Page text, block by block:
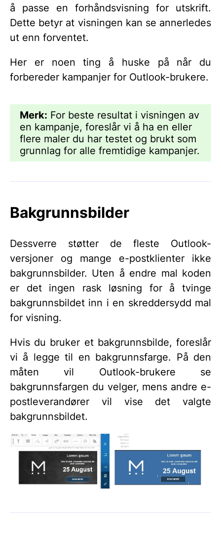
å passe en forhåndsvisning for utskrift.
Dette betyr at visningen kan se annerledes
ut enn forventet.
Her er noen ting å huske på når du
forbereder kampanjer for Outlook-brukere.
Merk: For beste resultat i visningen av
en kampanje, foreslår vi å ha en eller
flere maler du har testet og brukt som
grunnlag for alle fremtidige kampanjer.
Bakgrunnsbilder
Dessverre støtter de fleste Outlook-
versjoner og mange e-postklienter ikke
bakgrunnsbilder. Uten å endre mal koden
er det ingen rask løsning for å tvinge
bakgrunnsbildet inn i en skreddersydd mal
for visning.
Hvis du bruker et bakgrunnsbilde, foreslår
vi å legge til en bakgrunnsfarge. På den
måten vil Outlook-brukere se
bakgrunnsfargen du velger, mens andre e-
postleverandører vil vise det valgte
bakgrunnsbildet.